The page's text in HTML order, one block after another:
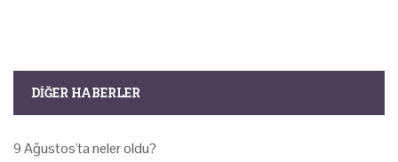
DIĞER HABERLER
9 Ağustos'ta neler oldu?